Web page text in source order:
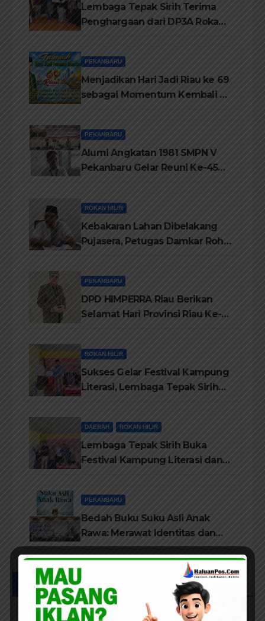
Lembaga Tepak Sirih Terima
Penghargaan dari DP3A Rokan
PEKANBARU
Menjadikan Hari Jadi Riau ke 69
sebagai Momentum Kembali ke
PEKANBARU
Alumi Angkatan 1981 SMPN V
Pekanbaru Gelar Reuni Ke-45
ROKAN HILIR
Kebakaran Lahan Dibelakang
Pujasera, Petugas Damkar Rohil
PEKANBARU
DPD HIMPERRA Riau Berikan
Selamat Hari Provinsi Riau Ke-
ROKAN HILIR
Sukses Gelar Festival Kampung
Literasi, Lembaga Tepak Sirih
DAERAH ROKAN HILIR
Lembaga Tepak Sirih Buka
Festival Kampung Literasi dan
PEKANBARU
Bedah Buku Suku Asli Anak
Rawa: Merawat Identitas dan
Kepastian Hukum Masyarakat
Adat
UCAPAN IKLAN HUT RIAU KE-69